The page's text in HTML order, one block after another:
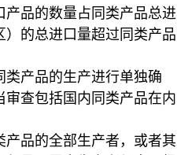
品的数量占同类产品总进
的总进口量超过同类产品
产品的生产进行单独确
查包括国内同类产品在内
品的全部生产者，或者其